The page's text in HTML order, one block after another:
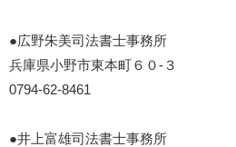
●広野朱美司法書士事務所
兵庫県小野市東本町６０-３
0794-62-8461
●井上富雄司法書士事務所